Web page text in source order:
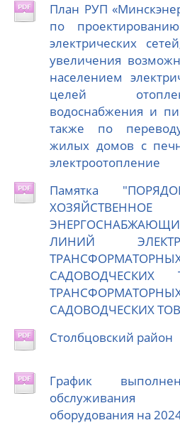
План РУП
по
электрических
увеличения
населением
целей
водоснабжения и
также по
жилых домов с
электроотопление
Памятка
ЛИНИЙ
САДОВОДЧЕСКИХ
САДОВОДЧЕСКИХ
Столбцовский район
График
обслуживания
оборудования на